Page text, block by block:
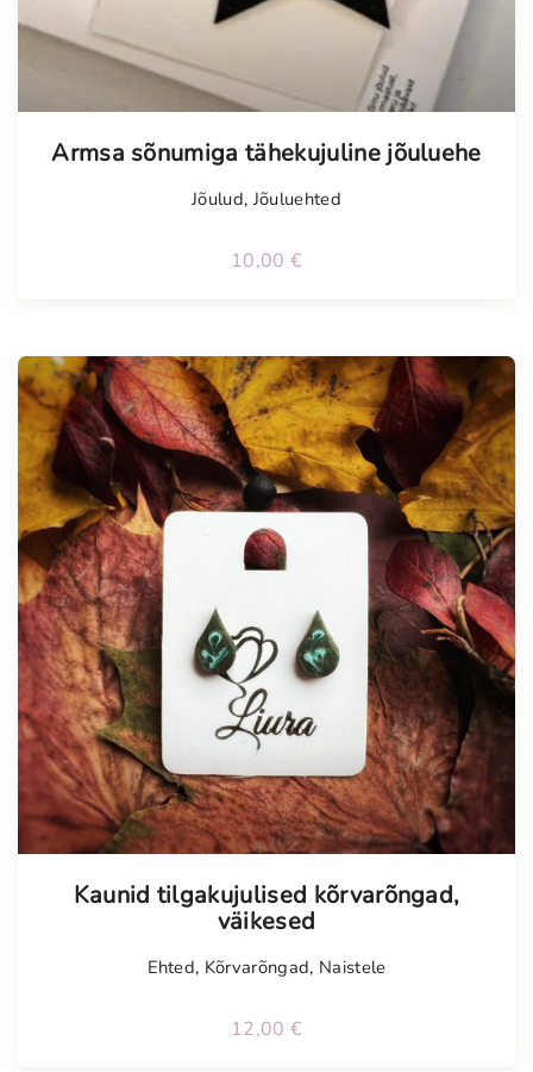
Armsa sõnumiga tähekujuline jõuluehe
Jõulud, Jõuluehted
10,00 €
Kaunid tilgakujulised kõrvarõngad,
väikesed
Ehted, Kõrvarõngad, Naistele
12,00 €